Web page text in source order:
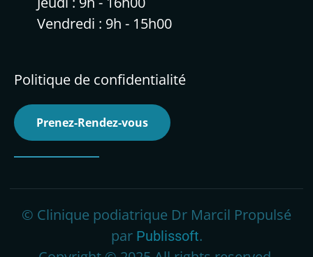
Vendredi : 9h - 15h00
Politique de confidentialité
Prenez-Rendez-vous
© Clinique podiatrique Dr Marcil Propulsé
par Publissoft.